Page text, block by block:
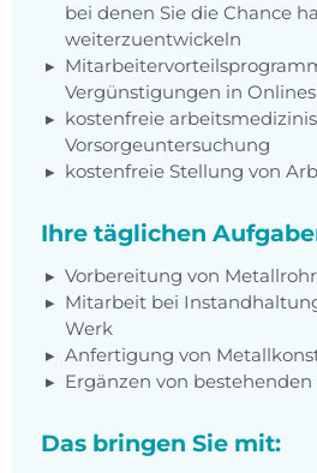
bei denen Sie die Chance
weiterzuentwickeln
Vergünstigungen in
kostenfreie
Vorsorgeuntersuchung
kostenfreie Stellung von
Ihre täglichen
Vorbereitung von
Mitarbeit bei
Werk
Anfertigung von
Ergänzen von
Das bringen Sie mit: